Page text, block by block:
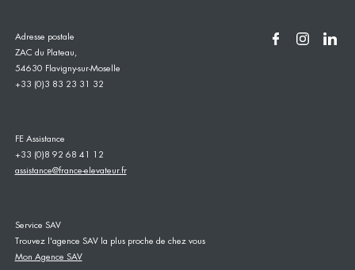
Adresse postale
ZAC du Plateau,
54630 Flavigny-sur-Moselle
+33 (0)3 83 23 31 32
FE Assistance
+33 (0)8 92 68 41 12
assistance@france-elevateur.fr
Service SAV
Trouvez l'agence SAV la plus proche de chez vous
Mon Agence SAV